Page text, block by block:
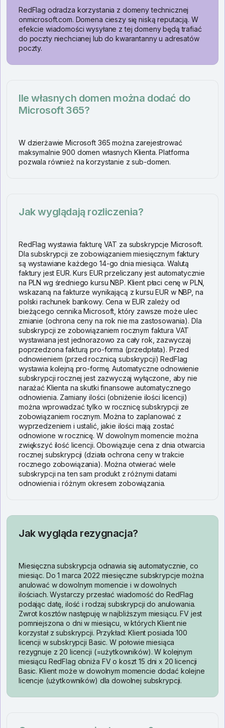
RedFlag odradza korzystania z domeny technicznej
onmicrosoft.com. Domena cieszy się niską reputacją. W
efekcie wiadomości wysyłane z tej domeny będą trafiać
do poczty niechcianej lub do kwarantanny u adresatów
poczty.
Ile własnych domen można dodać do
Microsoft 365?
W dzierżawie Microsoft 365 można zarejestrować
maksymalnie 900 domen własnych Klienta. Platforma
pozwala również na korzystanie z sub-domen.
Jak wyglądają rozliczenia?
RedFlag wystawia fakturę VAT za subskrypcje Microsoft.
Dla subskrypcji ze zobowiązaniem miesięcznym faktury
są wystawiane każdego 14-go dnia miesiąca. Walutą
faktury jest EUR. Kurs EUR przeliczany jest automatycznie
na PLN wg średniego kursu NBP. Klient płaci cenę w PLN,
wskazaną na fakturze wynikającą z kursu EUR w NBP, na
polski rachunek bankowy. Cena w EUR zależy od
bieżącego cennika Microsoft, który zawsze może ulec
zmianie (ochrona ceny na rok nie ma zastosowania). Dla
subskrypcji ze zobowiązaniem rocznym faktura VAT
wystawiana jest jednorazowo za cały rok, zazwyczaj
poprzedzona fakturą pro-forma (przedpłata). Przed
odnowieniem (przed rocznicą subskrypcji) RedFlag
wystawia kolejną pro-formę. Automatyczne odnowienie
subskrypcji rocznej jest zazwyczaj wyłączone, aby nie
narażać Klienta na skutki finansowe automatycznego
odnowienia. Zamiany ilości (obniżenie ilości licencji)
można wprowadzać tylko w rocznicę subskrypcji ze
zobowiązaniem rocznym. Można to zaplanować z
wyprzedzeniem i ustalić, jakie ilości mają zostać
odnowione w rocznicę. W dowolnym momencie można
zwiększyć ilość licencji. Obowiązuje cena z dnia otwarcia
rocznej subskrypcji (działa ochrona ceny w trakcie
rocznego zobowiązania). Można otwierać wiele
subskrypcji na ten sam produkt z różnymi datami
odnowienia i różnym okresem zobowiązania.
Jak wygląda rezygnacja?
Miesięczna subskrypcja odnawia się automatycznie, co
miesiąc. Do 1 marca 2022 miesięczne subskrypcje można
anulować w dowolnym momencie i w dowolnych
ilościach. Wystarczy przesłać wiadomość do RedFlag
podając datę, ilość i rodzaj subskrypcji do anulowania.
Zwrot kosztów następuję w najbliższym miesiącu. FV jest
pomniejszona o dni w miesiącu, w których Klient nie
korzystał z subskrypcji. Przykład: Klient posiada 100
licencji w subskrypcji Basic. W połowie miesiąca
rezygnuje z 20 licencji (=użytkowników). W kolejnym
miesiącu RedFlag obniża FV o koszt 15 dni x 20 licencji
Basic. Klient może w dowolnym momencie dodać kolejne
licencje (użytkowników) dla dowolnej subskrypcji.